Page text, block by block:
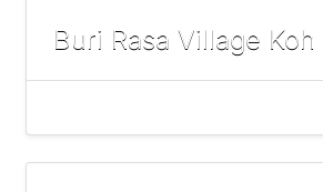
Buri Rasa Village Koh